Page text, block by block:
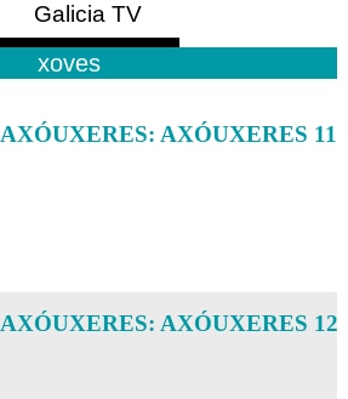
Galicia TV
América
xoves
AXÓUXERES: AXÓUXERES 11
AXÓUXERES: AXÓUXERES 12